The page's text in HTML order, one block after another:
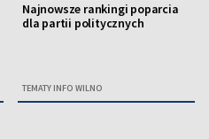
Najnowsze rankingi poparcia
dla partii politycznych
TEMATY INFO WILNO